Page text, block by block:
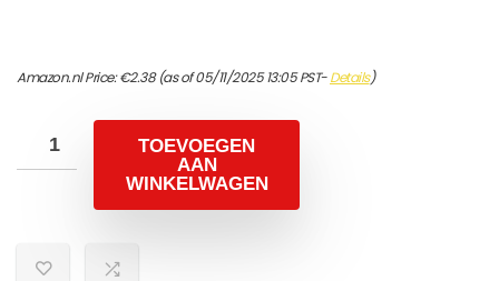
Amazon.nl Price:€2.38(as of 05/11/2025 13:05 PST-Details)
TOEVOEGEN
AAN
WINKELWAGEN